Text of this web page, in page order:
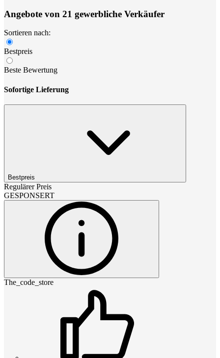
Angebote von 21 gewerbliche Verkäufer
Sortieren nach:
Bestpreis
Beste Bewertung
Sofortige Lieferung
Bestpreis
Regulärer Preis
GESPONSERT
The_code_store